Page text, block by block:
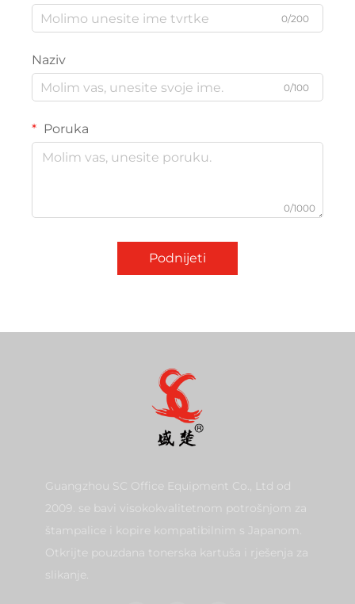
0/200
Naziv
0/100
Poruka
0/1000
Podnijeti
Guangzhou SC Office Equipment Co., Ltd od
2009. se bavi visokokvalitetnom potrošnjom za
štampalice i kopire kompatibilnim s Japanom.
Otkrijte pouzdana tonerska kartuša i rješenja za
slikanje.